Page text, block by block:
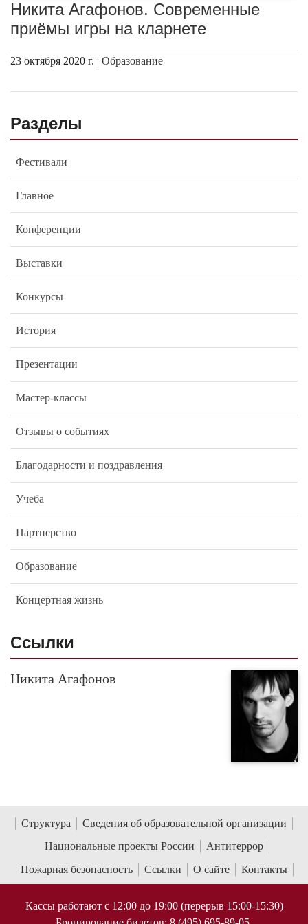
Никита Агафонов. Современные
приёмы игры на кларнете
23 октября 2020 г. | Образование
Разделы
Фестивали
Главное
Конференции
Выставки
Конкурсы
История
Презентации
Мастер-классы
Отзывы о событиях
Благодарности и поздравления
Учеба
Партнерство
Образование
Концертная жизнь
Cсылки
Никита Агафонов
Структура
Сведения об образовательной организации
Национальные проекты России
Антитеррор
Пожарная безопасность
Ссылки О сайте Контакты
Кассы работают с 12:00 до 19:00 (перерыв 15:00-15:30)